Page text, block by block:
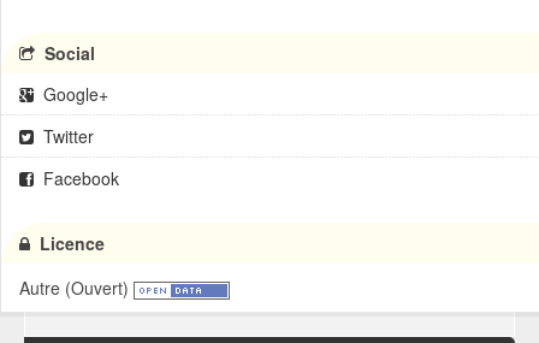
Social
Google+
Twitter
Facebook
Licence
Autre (Ouvert)